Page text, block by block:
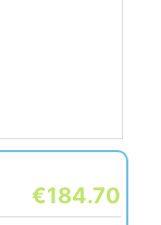
€184.70